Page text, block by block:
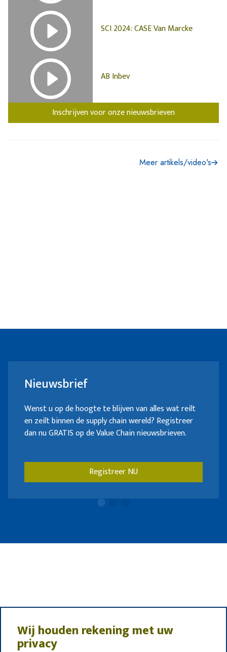
SCI 2024: CASE Van Marcke
AB Inbev
Inschrijven voor onze nieuwsbrieven
Meer artikels/video's
Nieuwsbrief
Wenst u op de hoogte te blijven van alles wat reilt
en zeilt binnen de supply chain wereld? Registreer
dan nu GRATIS op de Value Chain nieuwsbrieven.
Registreer NU
Wij houden rekening met uw
privacy